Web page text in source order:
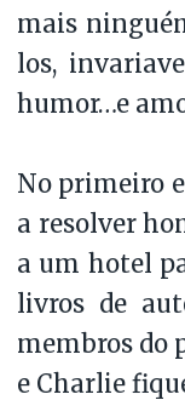
mais
los,
humor…e
No primeiro
a resolver
a um hotel
livros de
membros do
e Charlie